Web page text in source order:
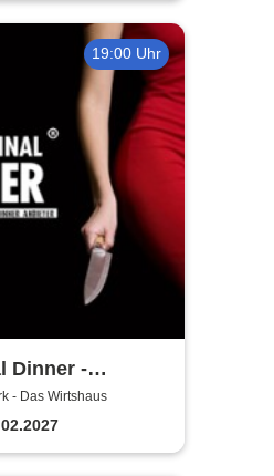
19:00 Uhr
Dinner -
la Carte
- Das Wirtshaus